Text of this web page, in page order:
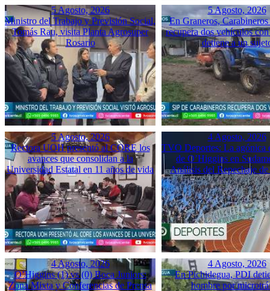
5 Agosto, 2026
Ministro del Trabajo y Previsión Social,
Tomás Rau, visita Planta Agrosuper
Rosario
5 Agosto, 2026
En Graneros,
recupera dos vehículos
detiene a un
5 Agosto, 2026
Rectora UOH presentó al CORE los
avances que consolidan a la
Universidad Estatal en 11 años de vida
4 Agosto, 2026
TVO Deportes: La agónica
de O’Higgins en
Análisis del Repechaje de
4 Agosto, 2026
O’Higgins (1) vs (0) Boca Juniors:
Zona Mixta y Conferencias de Prensa
4 Agosto, 2026
En Pichidegua, PDI
hombre por